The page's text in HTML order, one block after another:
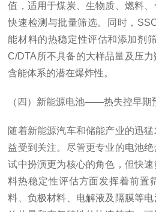
值，适用于煤炭、生物质、燃料
快速检测与批量筛选。同时，
能材料的热稳定性评估和添加剂
C/DTA所不具备的大样品量及压
含能体系的潜在爆炸性。
（四）新能源电池——热失控早期
随着新能源汽车和储能产业的迅
益受到关注。尽管更专业的电池
试中扮演更为核心的角色，但快
料热稳定性评估方面发挥着前置
料、负极材料、电解液及隔膜等电